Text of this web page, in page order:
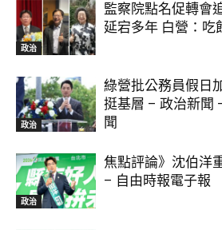
政治
監察院點名促轉會
延宕多年 白營：吃
政治
綠營批公務員假
挺基層 – 政治新聞
聞
政治
焦點評論》沈伯洋
– 自由時報電子報